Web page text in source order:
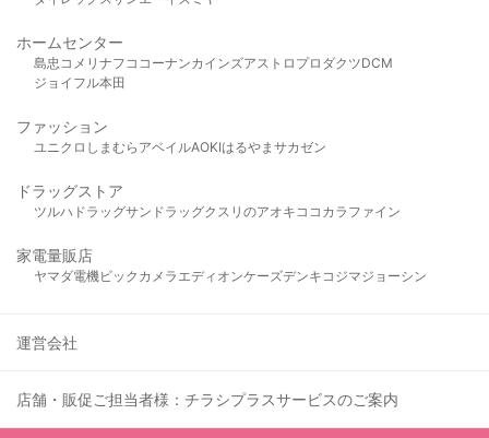
ホームセンター
島忠 コメリ ナフコ コーナンカインズアストロプロダクツDCM
ジョイフル本田
ファッション
ユニクロ しまむら アベイルAOKIはるやま サカゼン
ドラッグストア
ツルハドラッグサンドラッグクスリのアオキ ココカラファイン
家電量販店
ヤマダ電機ビックカメラ エディオンケーズデンキ コジマジョーシン
運営会社
店舗・販促ご担当者様：チラシプラスサービスのご案内